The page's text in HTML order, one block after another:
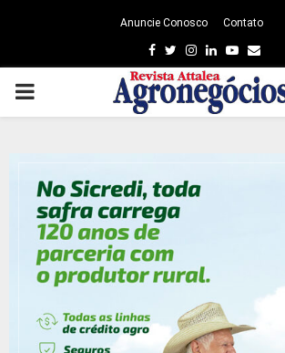
Anuncie Conosco Contato
Facebook
TwitterInstagram
LinkedinYoutube
Email
PRIMARY